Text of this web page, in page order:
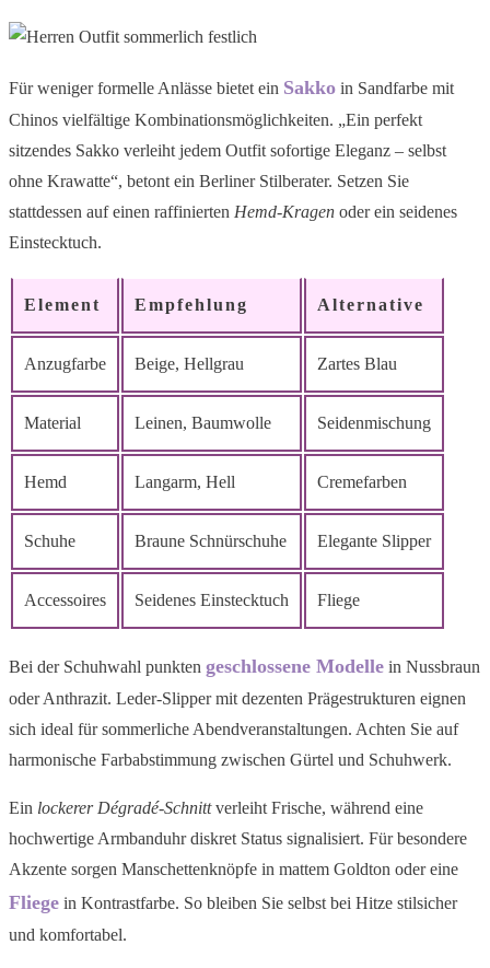
Für weniger formelle Anlässe bietet ein Sakko in Sandfarbe mit
Chinos vielfältige Kombinationsmöglichkeiten. „Ein perfekt
sitzendes Sakko verleiht jedem Outfit sofortige Eleganz – selbst
ohne Krawatte“, betont ein Berliner Stilberater. Setzen Sie
stattdessen auf einen raffinierten Hemd-Kragen oder ein seidenes
Einstecktuch.
Element Empfehlung Alternative
Anzugfarbe Beige, Hellgrau Zartes Blau
Material Leinen, Baumwolle Seidenmischung
Hemd Langarm, Hell Cremefarben
Schuhe Braune Schnürschuhe Elegante Slipper
Accessoires Seidenes Einstecktuch Fliege
Bei der Schuhwahl punkten geschlossene Modelle in Nussbraun
oder Anthrazit. Leder-Slipper mit dezenten Prägestrukturen eignen
sich ideal für sommerliche Abendveranstaltungen. Achten Sie auf
harmonische Farbabstimmung zwischen Gürtel und Schuhwerk.
Ein lockerer Dégradé-Schnittverleiht Frische, während eine
hochwertige Armbanduhr diskret Status signalisiert. Für besondere
Akzente sorgen Manschettenknöpfe in mattem Goldton oder eine
Fliege in Kontrastfarbe. So bleiben Sie selbst bei Hitze stilsicher
und komfortabel.